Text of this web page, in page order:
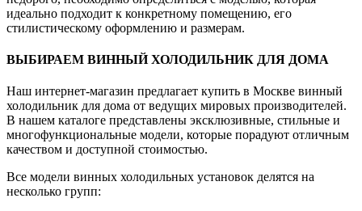
идеально подходит к конкретному помещению, его
стилистическому оформлению и размерам.
ВЫБИРАЕМ ВИННЫЙ ХОЛОДИЛЬНИК ДЛЯ ДОМА
Наш интернет-магазин предлагает купить в Москве винный
холодильник для дома от ведущих мировых производителей.
В нашем каталоге представлены эксклюзивные, стильные и
многофункциональные модели, которые порадуют отличным
качеством и доступной стоимостью.
Все модели винных холодильных установок делятся на
несколько групп: